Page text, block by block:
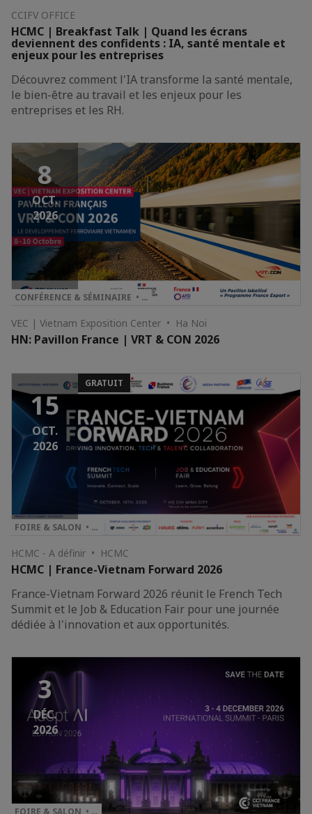
CCIFV OFFICE
HCMC | Breakfast Talk | Quand les écrans
deviennent des confidents : IA, santé mentale et
enjeux pour les entreprises
Découvrez comment l'IA transforme la santé mentale,
le bien-être au travail et les enjeux pour les
entreprises et les RH.
8
OCT.
2026
CONFÉRENCE & SÉMINAIRE • …
VEC | Vietnam Exposition Center • Ha Noi
HN: Pavillon France | VRT & CON 2026
15
OCT.
2026
GRATUIT
FOIRE & SALON • …
HCMC - A définir • HCMC
HCMC | France-Vietnam Forward 2026
France-Vietnam Forward 2026 réunit le French Tech
Summit et le Job & Education Fair pour une journée
dédiée à l'innovation et aux opportunités.
3
DÉC.
2026